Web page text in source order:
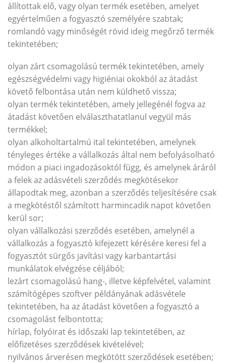
állítottak elő, vagy olyan termék esetében, amelyet
egyértelműen a fogyasztó személyére szabtak;
romlandó vagy minőségét rövid ideig megőrző termék
tekintetében;
olyan zárt csomagolású termék tekintetében, amely
egészségvédelmi vagy higiéniai okokból az átadást
követő felbontása után nem küldhető vissza;
olyan termék tekintetében, amely jellegénél fogva az
átadást követően elválaszthatatlanul vegyül más
termékkel;
olyan alkoholtartalmú ital tekintetében, amelynek
tényleges értéke a vállalkozás által nem befolyásolható
módon a piaci ingadozásoktól függ, és amelynek áráról
a felek az adásvételi szerződés megkötésekor
állapodtak meg, azonban a szerződés teljesítésére csak
a megkötéstől számított harmincadik napot követően
kerül sor;
olyan vállalkozási szerződés esetében, amelynél a
vállalkozás a fogyasztó kifejezett kérésére keresi fel a
fogyasztót sürgős javítási vagy karbantartási
munkálatok elvégzése céljából;
lezárt csomagolású hang-, illetve képfelvétel, valamint
számítógépes szoftver példányának adásvétele
tekintetében, ha az átadást követően a fogyasztó a
csomagolást felbontotta;
hírlap, folyóirat és időszaki lap tekintetében, az
előfizetéses szerződések kivételével;
nyilvános árverésen megkötött szerződések esetében;